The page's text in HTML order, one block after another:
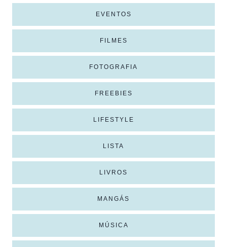
EVENTOS
FILMES
FOTOGRAFIA
FREEBIES
LIFESTYLE
LISTA
LIVROS
MANGÁS
MÚSICA